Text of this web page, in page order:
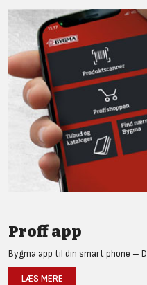
Proff app
Bygma app til din smart phone –
LÆS MERE